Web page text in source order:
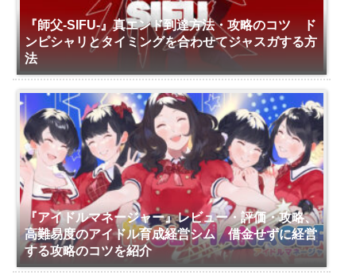
『師父-SIFU-』真エンド到達方法・攻略のコツ ド
ンピシャリとタイミングを合わせてジャスガする方
法
『アイドルマネージャー』レビュー・評価・攻略、
高難易度のアイドル育成経営シム 借金せずに経営
する攻略のコツを紹介